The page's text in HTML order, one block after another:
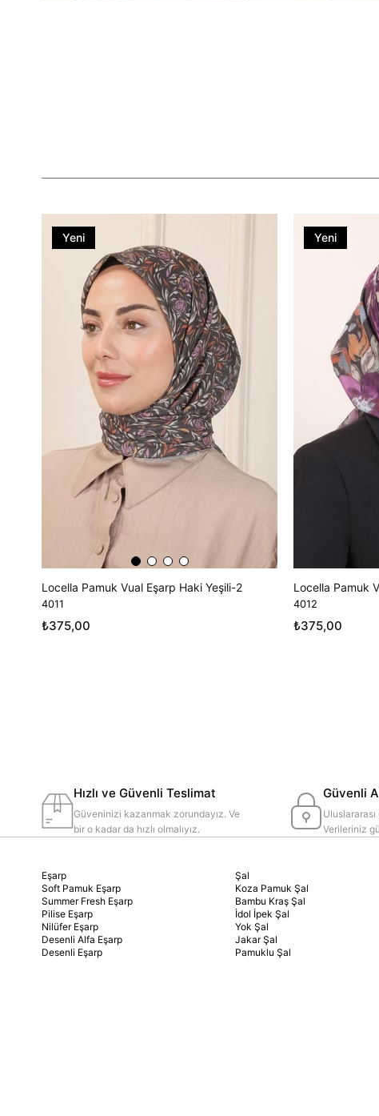
Locella Pamuk Vual Eşarp Haki Yeşili-2
4011
₺375,00
Yeni
Locella Pamuk
4012
₺375,00
Yeni
Hızlı ve Güvenli Teslimat
Güveninizi kazanmak zorundayız. Ve
bir o kadar da hızlı olmalıyız.
Güvenli
Verileriniz
Eşarp
Soft Pamuk Eşarp
Summer Fresh Eşarp
Pilise Eşarp
Nilüfer Eşarp
Desenli Alfa Eşarp
Desenli Eşarp
Şal
Koza Pamuk Şal
Bambu Kraş Şal
İdol İpek Şal
Yok Şal
Jakar Şal
Pamuklu Şal